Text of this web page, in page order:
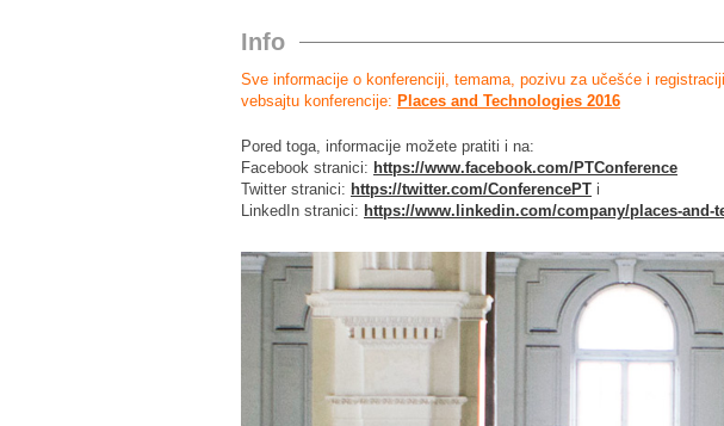
Info
Sve informacije o konferenciji, temama, pozivu za učešće i
vebsajtu konferencije: Places and Technologies 2016
Pored toga, informacije možete pratiti i na:
Facebook stranici: https://www.facebook.com/PTConference
Twitter stranici: https://twitter.com/ConferencePT i
LinkedIn stranici: https://www.linkedin.com/company/places-and-